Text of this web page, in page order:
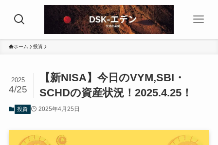
ホーム 投資
【新NISA】今日のVYM,SBI・
SCHDの資産状況！2025.4.25！
2025
4/25
投資 2025年4月25日